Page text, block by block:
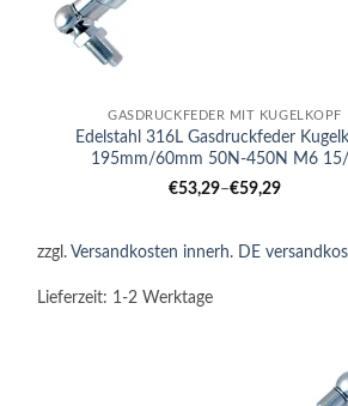
GASDRUCKFEDER MIT KUGELKOPF
Edelstahl 316L Gasdruckfeder
195mm/60mm 50N-450N M6
€53,29–€59,29
zzgl.Versandkosten innerh. DE
Lieferzeit: 1-2 Werktage